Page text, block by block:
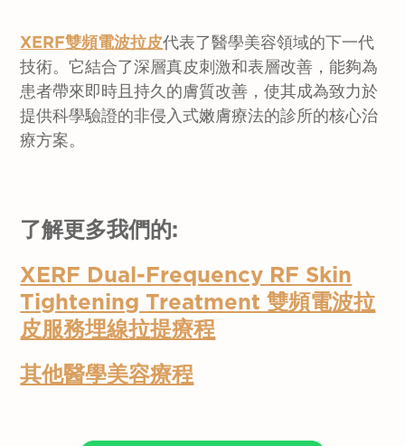
XERF雙頻電波拉皮代表了醫學美容領域的下一代
技術。它結合了深層真皮刺激和表層改善，能夠為
患者帶來即時且持久的膚質改善，使其成為致力於
提供科學驗證的非侵入式嫩膚療法的診所的核心治
療方案。
了解更多我們的:
XERF Dual-Frequency RF Skin
Tightening Treatment 雙頻電波拉
皮服務埋線拉提療程
其他醫學美容療程